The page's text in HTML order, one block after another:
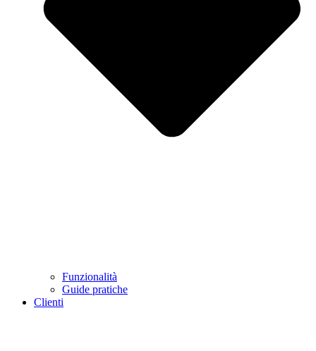
Funzionalità
Guide pratiche
Clienti